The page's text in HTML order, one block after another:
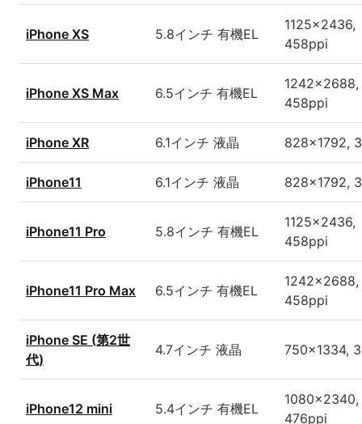
iPhone XS 5.8インチ 有機EL
1125x2436,
458ppi
iPhone XS Max 6.5インチ 有機EL
1242x2688,
458ppi
iPhone XR 6.1インチ 液晶 828x1792,
iPhone11 6.1インチ 液晶 828x1792,
iPhone11 Pro 5.8インチ 有機EL
1125x2436,
458ppi
iPhone11 Pro Max 6.5インチ 有機EL
1242x2688,
458ppi
iPhone SE (第2世
代)
4.7インチ 液晶 750x1334,
iPhone12 mini 5.4インチ 有機EL
1080x2340,
476ppi